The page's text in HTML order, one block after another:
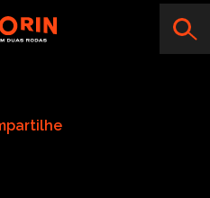
nosso e-